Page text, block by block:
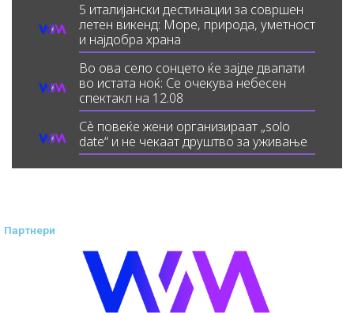
5 италијански дестинации за совршен
летен викенд: Море, природа, уметност
и најдобра храна
Во ова село сонцето ќе зајде двапати
во истата ноќ: Се очекува небесен
спектакл на 12.08
Сè повеќе жени организираат „solo
date“ и не чекаат друштво за уживање
Партнери